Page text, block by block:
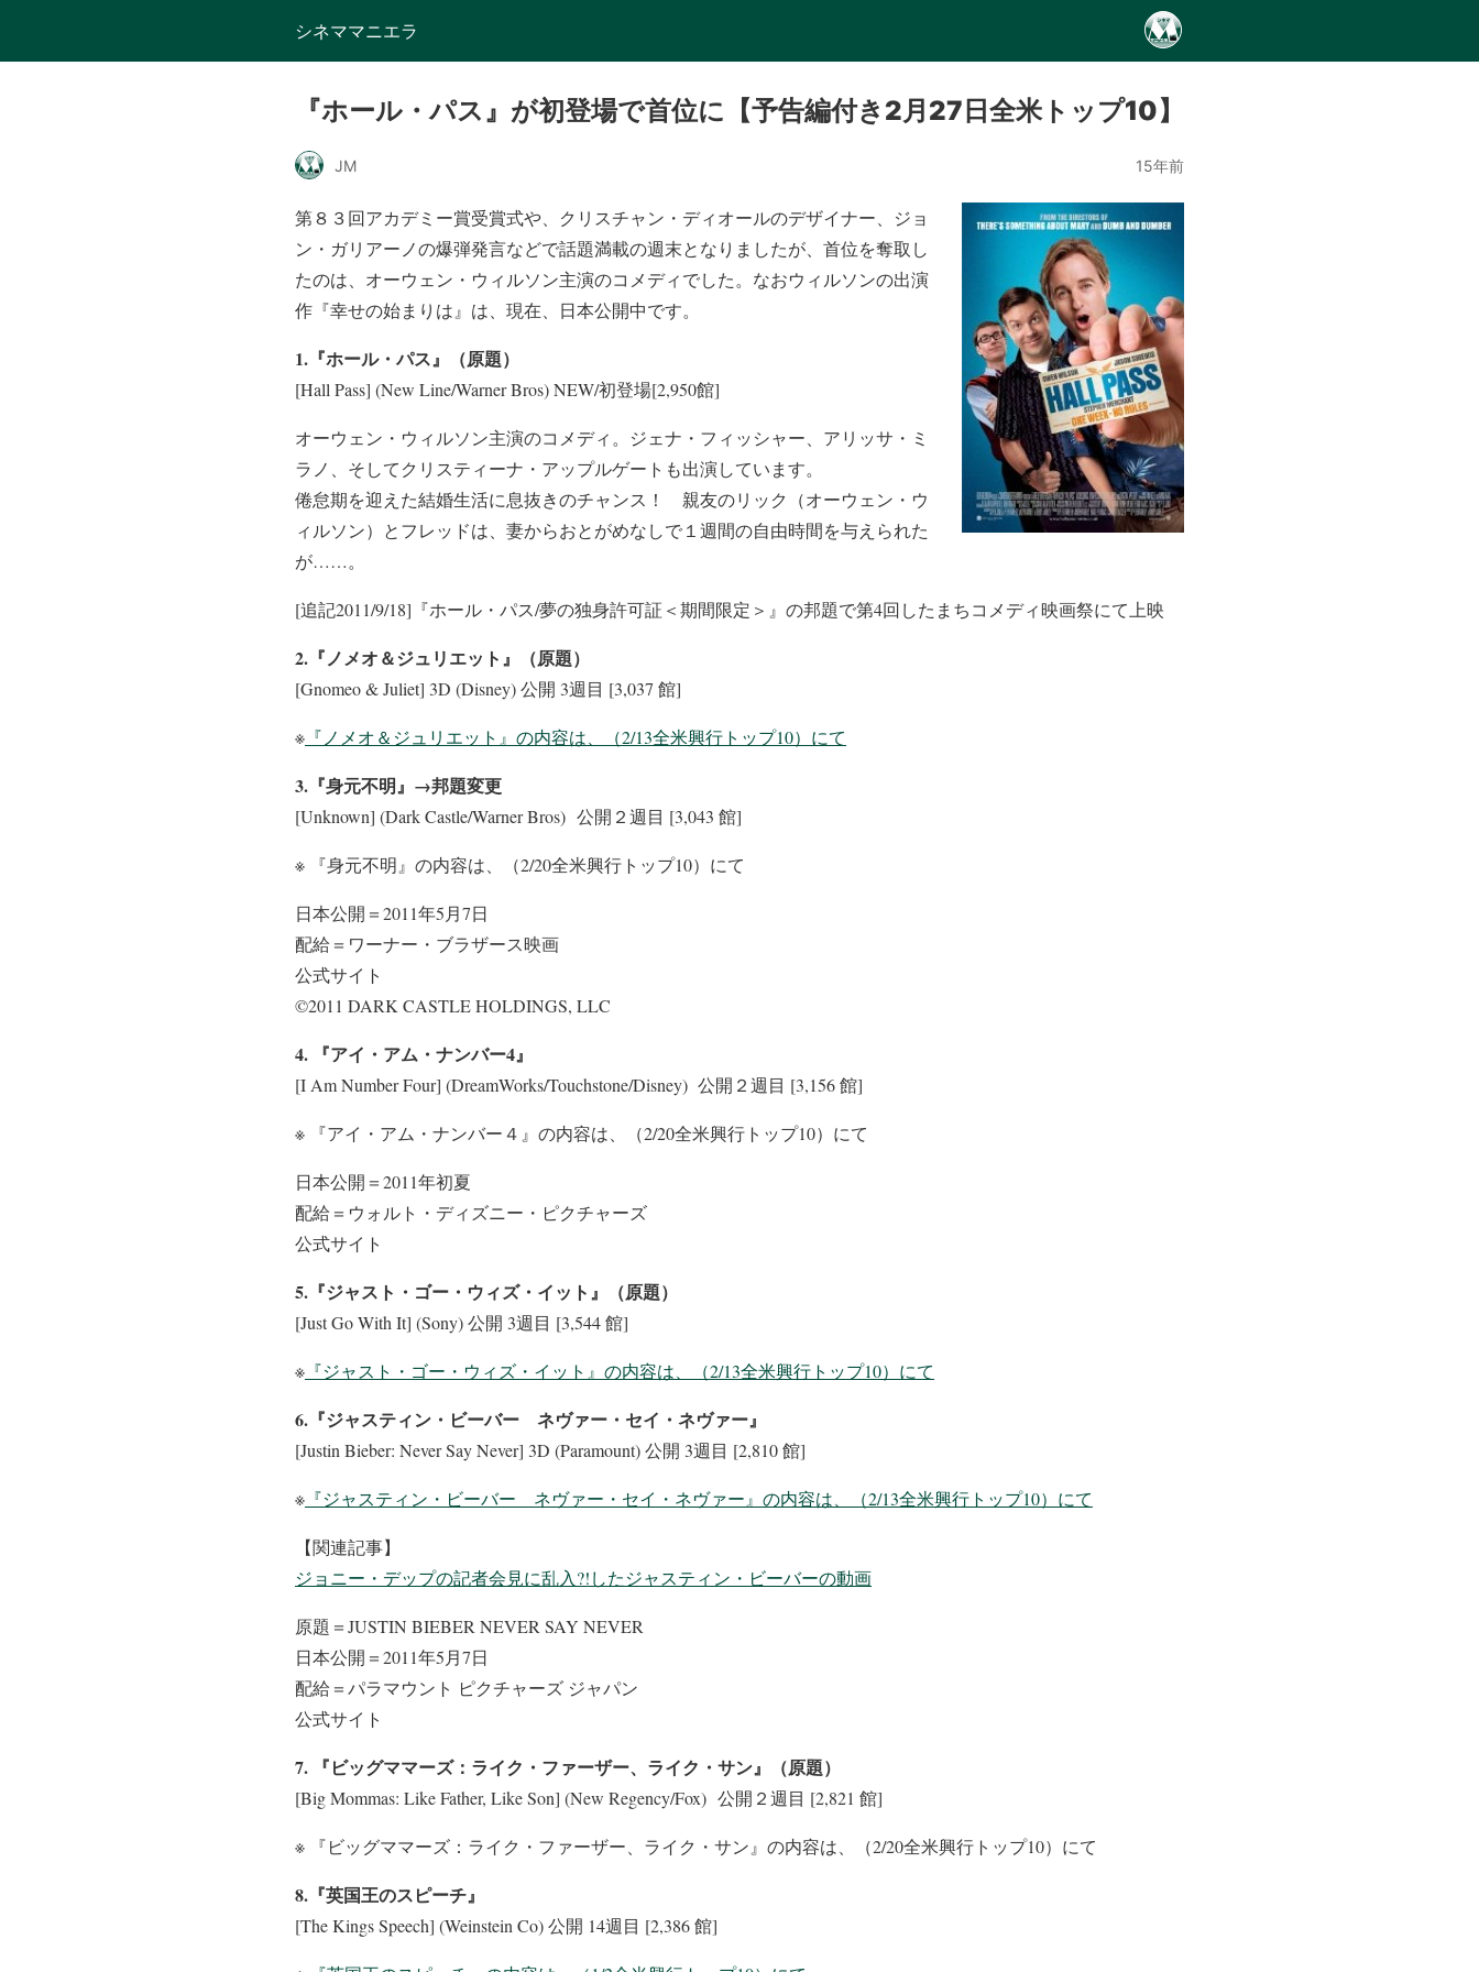
シネママニエラ
『ホール・パス』が初登場で首位に【予告編付き2月27日全米トップ10】
JM 15年前
第８３回アカデミー賞受賞式や、クリスチャン・ディオールのデザイナー、ジョ
ン・ガリアーノの爆弾発言などで話題満載の週末となりましたが、首位を奪取し
たのは、オーウェン・ウィルソン主演のコメディでした。なおウィルソンの出演
作『幸せの始まりは』は、現在、日本公開中です。
1.『ホール・パス』（原題）
[Hall Pass] (New Line/Warner Bros) NEW/初登場[2,950館]
オーウェン・ウィルソン主演のコメディ。ジェナ・フィッシャー、アリッサ・ミ
ラノ、そしてクリスティーナ・アップルゲートも出演しています。
倦怠期を迎えた結婚生活に息抜きのチャンス！ 親友のリック（オーウェン・ウ
ィルソン）とフレッドは、妻からおとがめなしで１週間の自由時間を与えられた
が……。
[追記2011/9/18]『ホール・パス/夢の独身許可証＜期間限定＞』の邦題で第4回したまちコメディ映画祭にて上映
2.『ノメオ＆ジュリエット』（原題）
[Gnomeo & Juliet] 3D (Disney) 公開 3週目 [3,037 館]
※ 『ノメオ＆ジュリエット』の内容は、（2/13全米興行トップ10）にて
3.『身元不明』→邦題変更
[Unknown] (Dark Castle/Warner Bros) 公開２週目 [3,043 館]
※ 『身元不明』の内容は、（2/20全米興行トップ10）にて
日本公開＝2011年5月7日
配給＝ワーナー・ブラザース映画
公式サイト
©︎2011 DARK CASTLE HOLDINGS, LLC
4. 『アイ・アム・ナンバー4』
[I Am Number Four] (DreamWorks/Touchstone/Disney) 公開２週目 [3,156 館]
※ 『アイ・アム・ナンバー４』の内容は、（2/20全米興行トップ10）にて
日本公開＝2011年初夏
配給＝ウォルト・ディズニー・ピクチャーズ
公式サイト
5.『ジャスト・ゴー・ウィズ・イット』（原題）
[Just Go With It] (Sony) 公開 3週目 [3,544 館]
※ 『ジャスト・ゴー・ウィズ・イット』の内容は、（2/13全米興行トップ10）にて
6.『ジャスティン・ビーバー ネヴァー・セイ・ネヴァー』
[Justin Bieber: Never Say Never] 3D (Paramount) 公開 3週目 [2,810 館]
※ 『ジャスティン・ビーバー ネヴァー・セイ・ネヴァー』の内容は、（2/13全米興行トップ10）にて
【関連記事】
ジョニー・デップの記者会見に乱入?!したジャスティン・ビーバーの動画
原題＝JUSTIN BIEBER NEVER SAY NEVER
日本公開＝2011年5月7日
配給＝パラマウント ピクチャーズ ジャパン
公式サイト
7. 『ビッグママーズ：ライク・ファーザー、ライク・サン』（原題）
[Big Mommas: Like Father, Like Son] (New Regency/Fox) 公開２週目 [2,821 館]
※ 『ビッグママーズ：ライク・ファーザー、ライク・サン』の内容は、（2/20全米興行トップ10）にて
8.『英国王のスピーチ』
[The Kings Speech] (Weinstein Co) 公開 14週目 [2,386 館]